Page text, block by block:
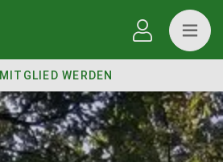
MITGLIED WERDEN